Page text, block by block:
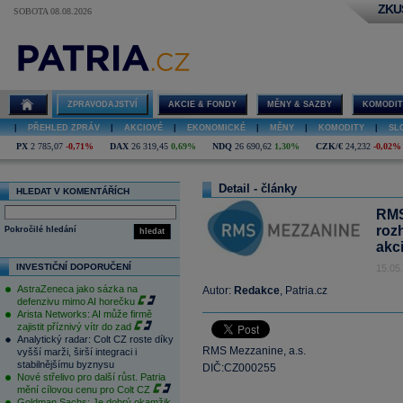
SOBOTA 08.08.2026
ZPRAVODAJSTVÍ AKCIE & FONDY MĚNY & SAZBY
PŘEHLED ZPRÁV AKCIOVÉ EKONOMICKÉ MĚNY KOMODITY
PX 2 785,07 -0,71% DAX 26 319,45 0,69% NDQ 26 690,62 1,30% CZK/€ 24,232 -0,02%
HLEDAT V KOMENTÁŘÍCH
hledat
Pokročilé hledání
INVESTIČNÍ DOPORUČENÍ
AstraZeneca jako sázka na
defenzivu mimo AI horečku
Arista Networks: AI může firmě
zajistit příznivý vítr do zad
Analytický radar: Colt CZ roste díky
vyšší marži, širší integraci i
stabilnějšímu byznysu
Nové střelivo pro další růst. Patria
mění cílovou cenu pro Colt CZ
Detail - články
Autor: Redakce, Patria.cz
RMS Mezzanine, a.s.
DIČ:CZ000255